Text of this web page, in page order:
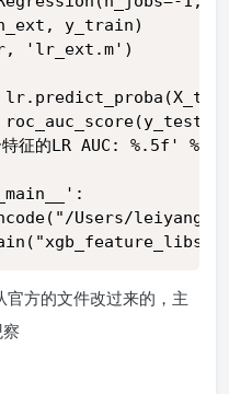
y_train)
'lr_ext.m')
征的LR AUC: %.5f' %
Users/leiyang/
方的文件改过来的，主